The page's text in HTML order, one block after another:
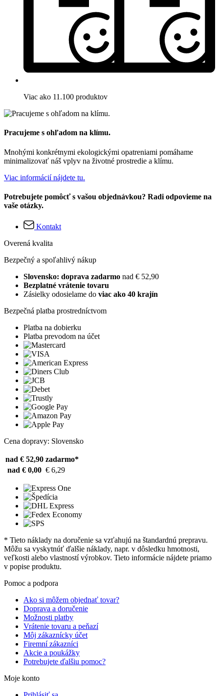
Viac ako 11.100 produktov
Pracujeme s ohľadom na klímu.
Mnohými konkrétnymi ekologickými opatreniami pomáhame
minimalizovať náš vplyv na životné prostredie a klímu.
Viac informácií nájdete tu.
Potrebujete pomôcť s vašou objednávkou? Radi odpovieme na
vaše otázky.
Kontakt
Overená kvalita
Bezpečný a spoľahlivý nákup
Slovensko: doprava zadarmo nad € 52,90
Bezplatné vrátenie tovaru
Zásielky odosielame do viac ako 40 krajín
Bezpečná platba prostredníctvom
Platba na dobierku
Platba prevodom na účet
Cena dopravy: Slovensko
nad € 52,90 zadarmo*
nad € 0,00 € 6,29
* Tieto náklady na doručenie sa vzťahujú na štandardnú prepravu.
Môžu sa vyskytnúť ďalšie náklady, napr. v dôsledku hmotnosti,
veľkosti alebo vlastností výrobkov. Tieto informácie nájdete priamo
v popise produktu.
Pomoc a podpora
Ako si môžem objednať tovar?
Doprava a doručenie
Možnosti platby
Vrátenie tovaru a peňazí
Môj zákaznícky účet
Firemní zákazníci
Akcie a poukážky
Potrebujete ďalšiu pomoc?
Moje konto